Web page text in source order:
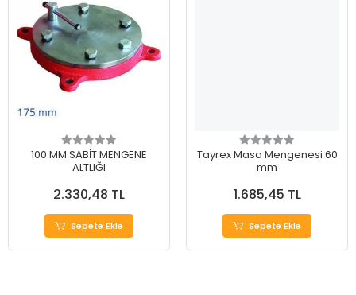
100 MM SABİT MENGENE
ALTLIĞI
2.330,48 TL
Sepete Ekle
Tayrex Masa Mengenesi 60
mm
1.685,45 TL
Sepete Ekle